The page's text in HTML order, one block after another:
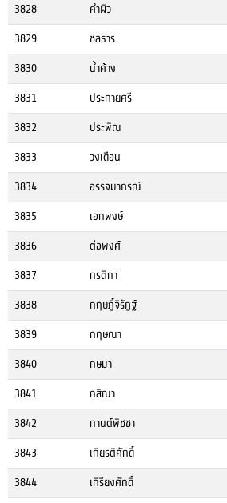
3828
คำผิว
3829
ชลธาร
3830
น้ำค้าง
3831
ประกายศรี
3832
ประพิณ
3833
วงเดือน
3834
อรรจมาภรณ์
3835
เอกพงษ์
3836
ต่อพงศ์
3837
กรติกา
3838
กฤษฎิ์จิรัฎฐ์
3839
กฤษณา
3840
กษมา
3841
กสิณา
3842
กานต์พิชชา
3843
เกียรติศักดิ์
3844
เกีรียงศักดิ์